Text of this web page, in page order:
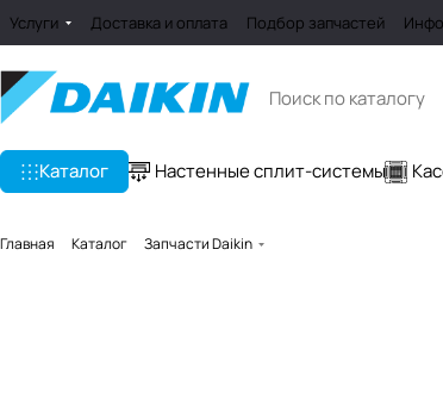
Услуги Доставка и оплата Подбор запчастей
Каталог Настенные сплит-системы
Главная Каталог Запчасти Daikin